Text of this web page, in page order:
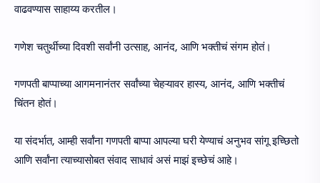
वाढवण्यास साहाय्य करतील।
गणेश चतुर्थीच्या दिवशी सर्वांनी उत्साह, आनंद, आणि भक्तीचं संगम होतं।
गणपती बाप्पाच्या आगमनानंतर सर्वांच्या चेहऱ्यावर हास्य, आनंद, आणि भक्तीचं
चिंतन होतं।
या संदर्भात, आम्ही सर्वांना गणपती बाप्पा आपल्या घरी येण्याचं अनुभव सांगू इच्छितो
आणि सर्वांना त्याच्यासोबत संवाद साधावं असं माझं इच्छेचं आहे।